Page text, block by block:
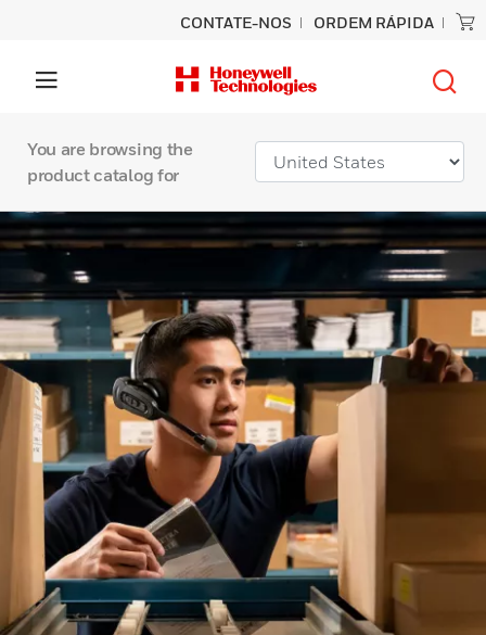
CONTATE-NOS ORDEM RÁPIDA
You are browsing the
product catalog for